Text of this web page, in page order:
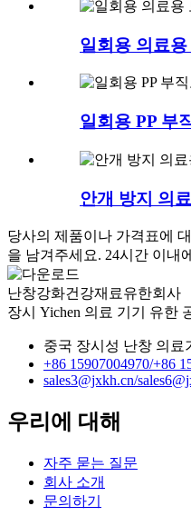
일회용 의료
일회용 PP 부
안개 방지 의
당사의 제품이나 가격표에
을 남겨주세요. 24시간 이내
난창강화건강재료유한회사
장시 Yichen 의료 기기 유한
중국 장시성 난창 의료
+86 15907004970/+86
sales3@jxkh.cn/
우리에 대해
자주 묻는 질문
회사 소개
문의하기